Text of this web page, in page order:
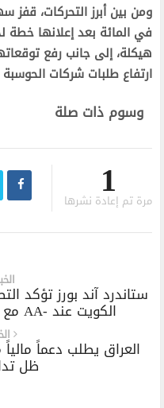
هيكلة، إلى جانب رفع
ارتفاع طلبات شركات الحوسبة
وسوم ذات صلة
1
مرة تم إعادة نشرها
ستاندرد آند بورز تؤكد
الكويت عند -AA مع نظرة مستقبلية مستقرة
العراق يطلب دعماً
ظل